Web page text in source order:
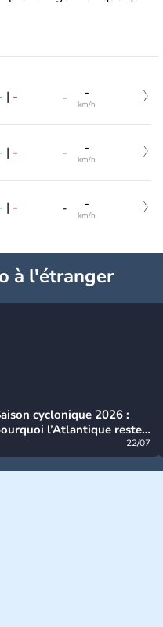
| - - -
km/h
| - - -
km/h
| - - -
km/h
à l'étranger
cyclonique 2026 :
l’Atlantique reste
22/07